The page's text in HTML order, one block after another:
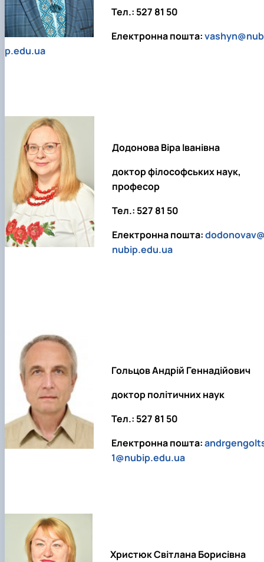
клуб»
Науковий гурток «Філософські проблеми
міжособистісної та міжгрупової комунікаці…
Науковий гурток «Історія держави і права
Тел.: 527 81 50
Електронна пошта:
p.edu.ua
Додонова Віра Іванівна
доктор філософських наук,
професор
Тел.: 527 81 50
Електронна пошта:
nubip.edu.ua
Гольцов Андрій Геннадійович
доктор політичних наук
Тел.: 527 81 50
Електронна пошта:
1@nubip.edu.ua
Христюк Світлана Борисівна